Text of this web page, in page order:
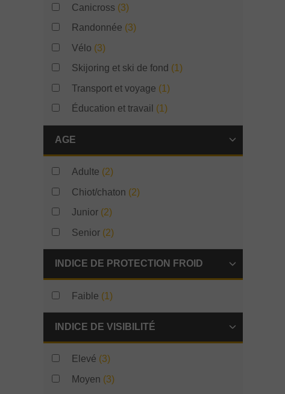
Canicross (3)
Randonnée (3)
Vélo (3)
Skijoring et ski de fond (1)
Transport et voyage (1)
Éducation et travail (1)
AGE
Adulte (2)
Chiot/chaton (2)
Junior(2)
Senior(2)
INDICE DE PROTECTION FROID
Faible (1)
INDICE DE VISIBILITÉ
Elevé (3)
Moyen (3)